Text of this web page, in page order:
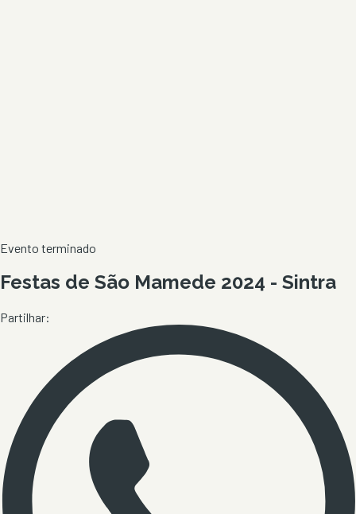
Evento terminado
Festas de São Mamede 2024 - Sintra
Partilhar: